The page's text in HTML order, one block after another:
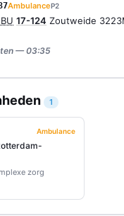
AmbulanceP2
17-124 Zoutweide
— 03:35
1
Ambulance
zorg